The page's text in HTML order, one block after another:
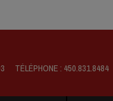
TÉLÉPHONE : 450.831.8484